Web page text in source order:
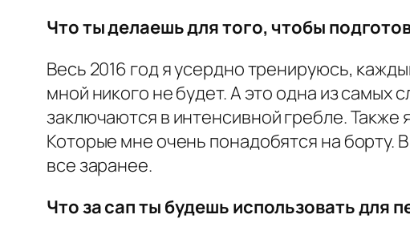
Что ты делаешь для того, чтобы
Весь 2016 год я усердно тренируюсь,
мной никого не будет. А это одна из
заключаются в интенсивной гребле. Также
Которые мне очень понадобятся на борту.
все заранее.
Что за сап ты будешь использовать для